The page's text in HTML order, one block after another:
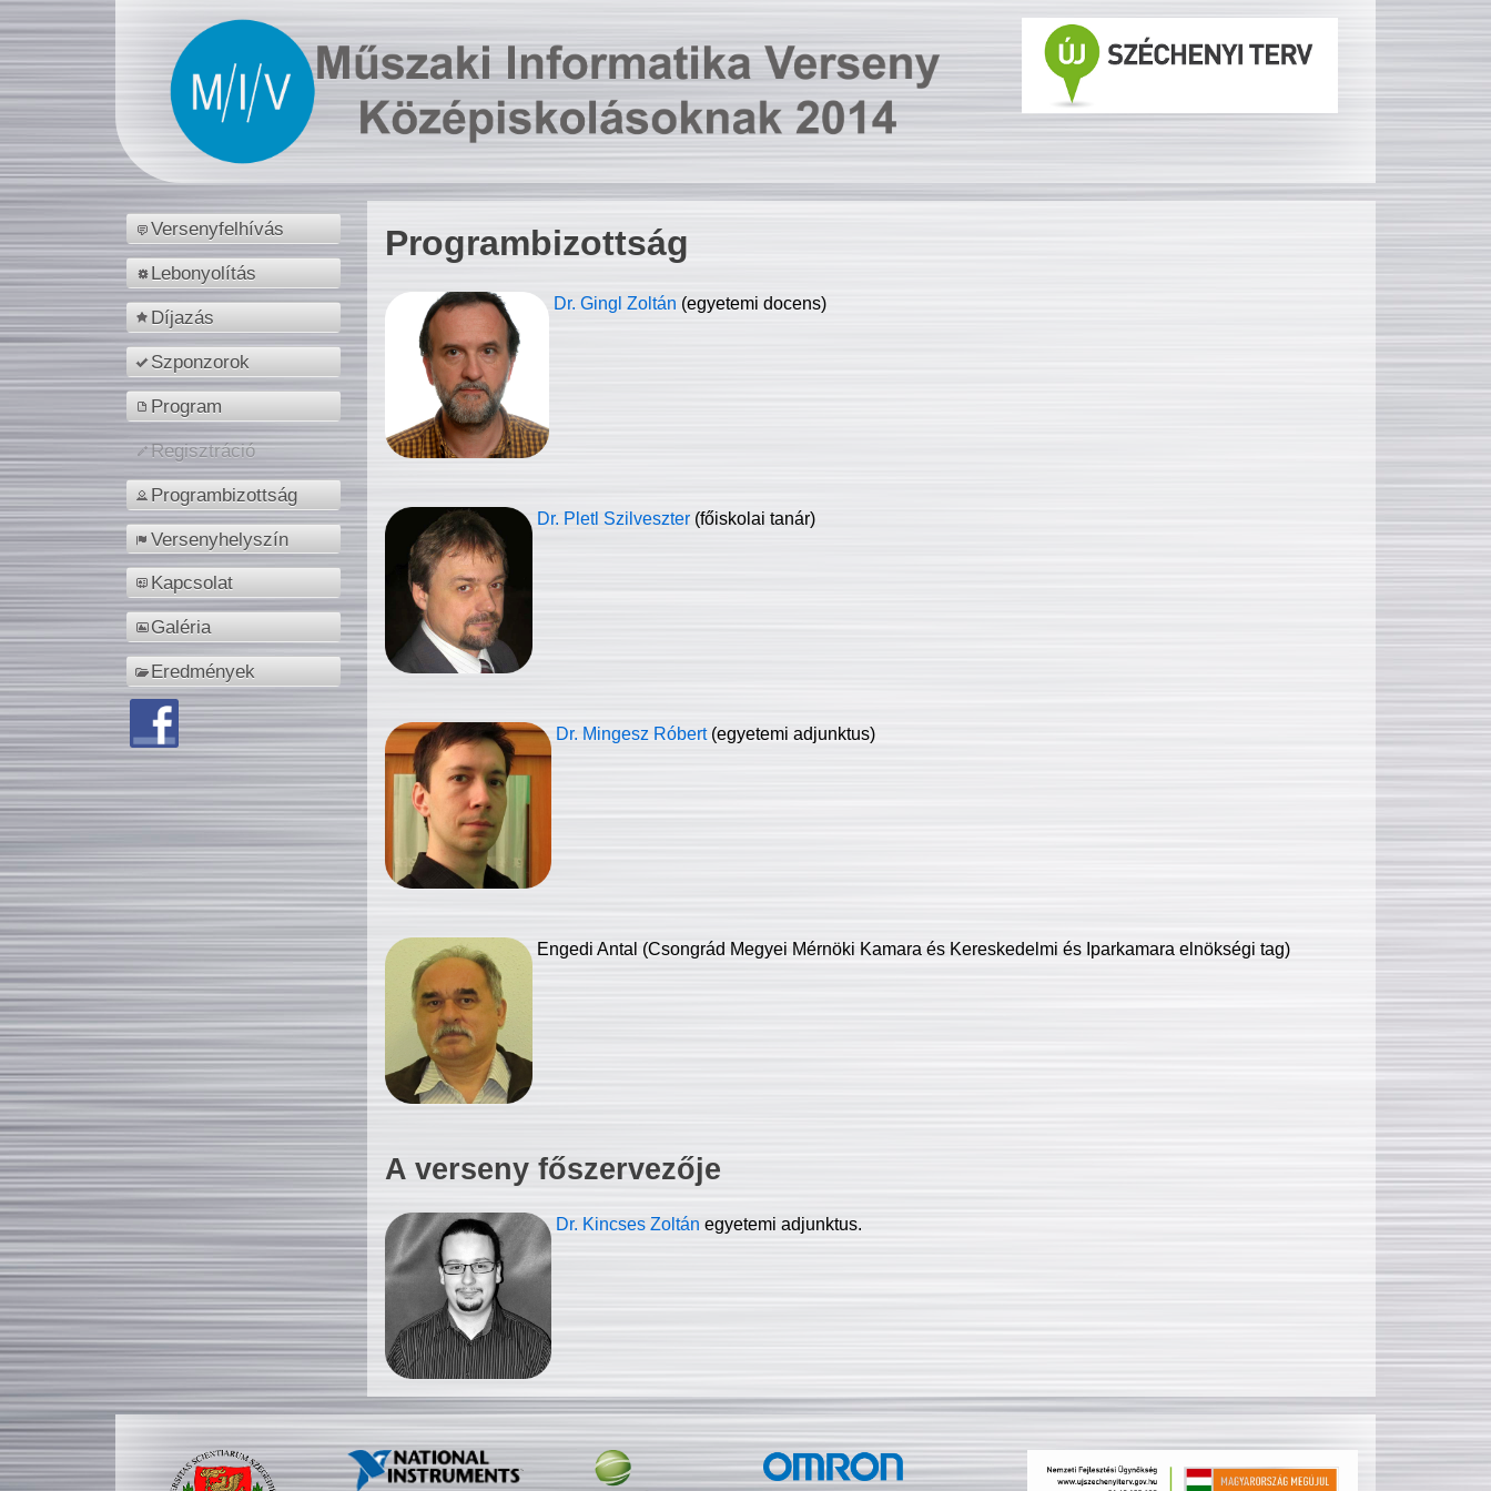
Versenyfelhívás
Lebonyolítás
Díjazás
Szponzorok
Program
Regisztráció
Programbizottság
Versenyhelyszín
Kapcsolat
Galéria
Eredmények
Programbizottság
Dr. Gingl Zoltán (egyetemi docens)
Dr. Pletl Szilveszter (főiskolai tanár)
Dr. Mingesz Róbert (egyetemi adjunktus)
Engedi Antal (Csongrád Megyei Mérnöki Kamara és Kereskedelmi és Iparkamara elnökségi tag)
A verseny főszervezője
Dr. Kincses Zoltán egyetemi adjunktus.